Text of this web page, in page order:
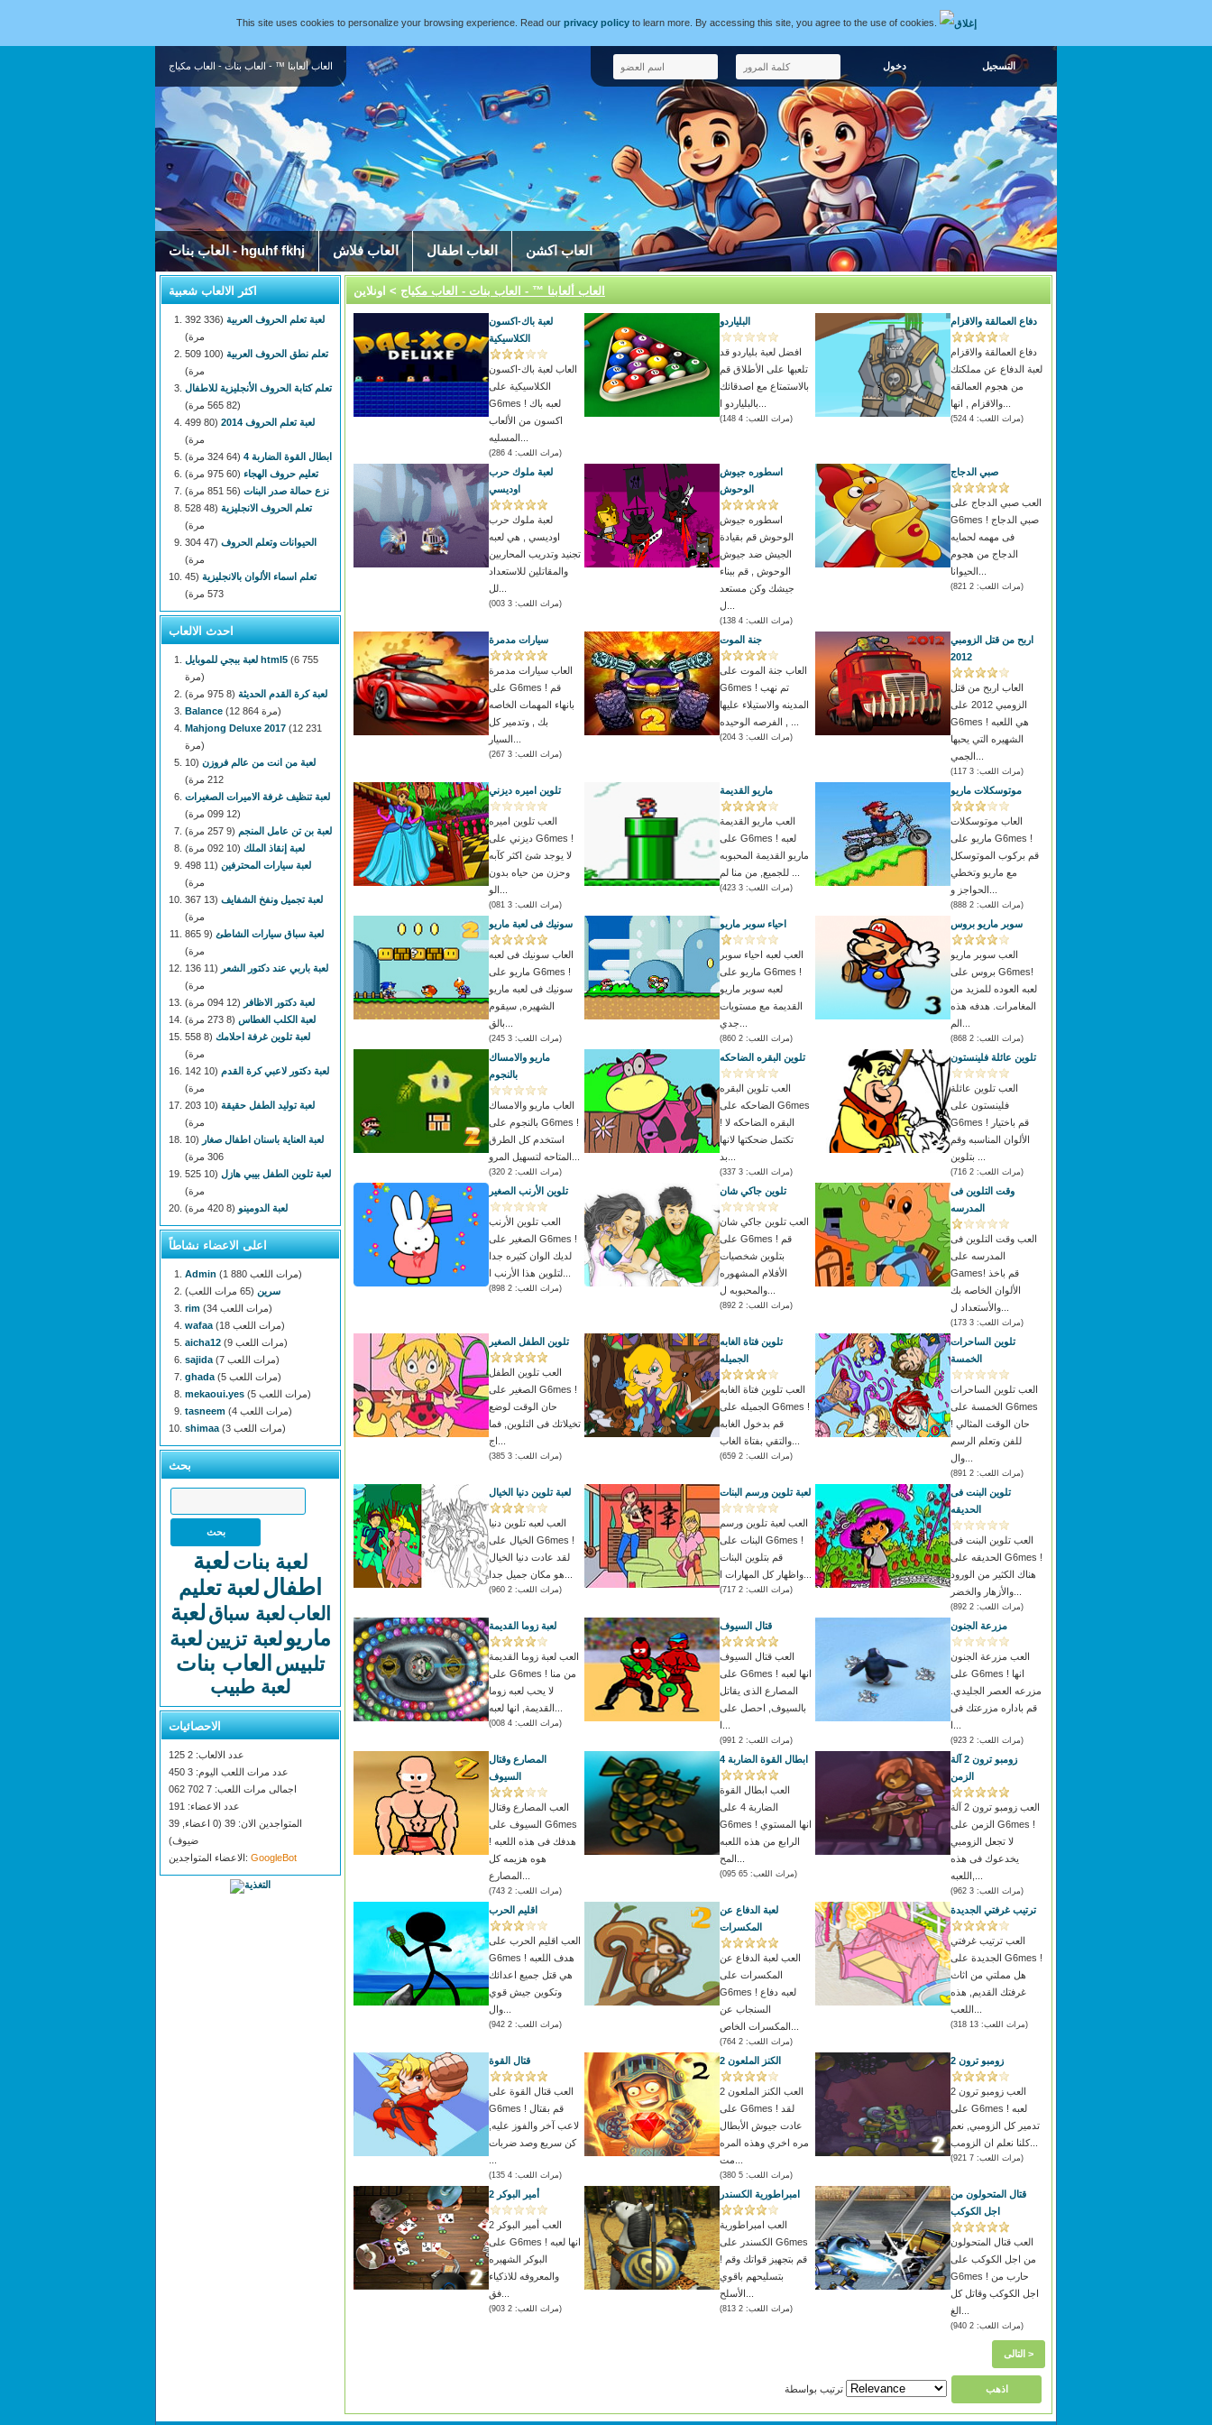
This site uses cookies to personalize your browsing experience. Read our privacy policyto learn more. By accessing this site, you agree to the use of cookies.
العاب ألعابنا ™ - العاب بنات - العاب مكياج التسجيل
العاب بنات - hguhf fkhj العاب فلاش العاب اطفال العاب اكشن
العاب ألعابنا ™ - العاب بنات - العاب مكياج > اونلاين
لعبة باك-اكسون
الكلاسيكية
العاب لعبة باك-اكسون
الكلاسيكية على
G6mes ! لعبه باك
اكسون من الألعاب
(مرات اللعب: 4 286)
البلياردو
افضل لعبة بلياردو قد
تلعبها على الأطلاق قم
بالاستمتاع مع اصدقائك
(مرات اللعب: 4 148)
دفاع العمالقة والاقزام
دفاع العمالقة والاقزام
لعبة الدفاع عن مملكتك
من هجوم العمالقه
(مرات اللعب: 4 524)
لعبة ملوك حرب
اوديسي
لعبة ملوك حرب
اوديسي , هي لعبه
تجنيد وتدريب المحاربين
والمقاتلين للاستعداد
(مرات اللعب: 3 003)
اسطوره جيوش
الوحوش
اسطوره جيوش
الوحوش قم بقيادة
الجيش ضد جيوش
الوحوش , قم ببناء
جيشك وكن مستعد
(مرات اللعب: 4 138)
صبي الدجاج
العب صبي الدجاج على
G6mes ! صبي الدجاج
فى مهمه لحمايه
الدجاج من هجوم
(مرات اللعب: 2 821)
سيارات مدمرة
العاب سيارات مدمرة
على G6mes ! قم
بانهاء المهمات الخاصه
بك , وتدمير كل
(مرات اللعب: 3 267)
جنة الموت
العاب جنة الموت على
G6mes ! تم نهب
المدينه والاستيلاء عليها
(مرات اللعب: 3 204)
اربح من قتل الزومبي
2012
العاب اربح من قتل
الزومبي 2012 على
G6mes ! هي اللعبه
الشهيره التي يحبها
(مرات اللعب: 3 117)
تلوين اميره ديزني
العب تلوين اميره
ديزني على G6mes !
لا يوجد شئ اكثر كآبه
وحزن من حياه بدون
(مرات اللعب: 3 081)
ماريو القديمة
العب ماريو القديمة
على G6mes ! لعبه
ماريو القديمة المحبوبه
(مرات اللعب: 3 423)
موتوسكلات ماريو
العاب موتوسكلات
ماريو على G6mes !
قم بركوب الموتوسكل
مع ماريو وتخطي
(مرات اللعب: 2 888)
سونيك فى لعبة ماريو
العاب سونيك فى لعبه
ماريو على G6mes !
سونيك فى لعبه ماريو
الشهيره, سيقوم
(مرات اللعب: 3 245)
احياء سوبر ماريو
العب لعبه احياء سوبر
ماريو على G6mes !
لعبه سوبر ماريو
القديمة مع مستويات
(مرات اللعب: 2 860)
سوبر ماريو بروس
العب سوبر ماريو
بروس على G6mes!
لعبه العوده للمزيد من
المغامرات. هدفه هذه
(مرات اللعب: 2 868)
ماريو والامساك
بالنجوم
العاب ماريو والامساك
بالنجوم على G6mes !
استخدم كل الطرق
(مرات اللعب: 2 320)
تلوين البقره الضاحكه
العب تلوين البقره
الضاحكه على G6mes
! البقره الضاحكه لا
تكتمل ضحكتها لانها
(مرات اللعب: 3 337)
تلوين عائلة فلينستون
العب تلوين عائلة
فلينستون على
G6mes ! قم باختيار
الألوان المناسبه وقم
(مرات اللعب: 2 716)
تلوين الأرنب الصغير
العب تلوين الأرنب
الصغير على G6mes !
لديك الوان كثيره جدا
(مرات اللعب: 2 898)
تلوين جاكي شان
العب تلوين جاكي شان
على G6mes ! قم
بتلوين شخصيات
الأفلام المشهوره
(مرات اللعب: 2 892)
وقت التلوين فى
المدرسه
العب وقت التلوين فى
المدرسه على
Games! قم باخذ
الألوان الخاصه بك
(مرات اللعب: 3 173)
تلوين الطفل الصغير
العب تلوين الطفل
الصغير على G6mes !
حان الوقت لوضع
تخيلاتك فى التلوين, فما
(مرات اللعب: 3 385)
تلوين فتاة الغابه
الجميله
العب تلوين فتاة الغابه
الجميله على G6mes !
قم بدخول الغابه
(مرات اللعب: 2 659)
تلوين الساحرات
الخمسة
العب تلوين الساحرات
الخمسة على G6mes
! حان الوقت المثالي
للفن وتعلم الرسم
(مرات اللعب: 2 891)
لعبة تلوين دنيا الخيال
العب لعبه تلوين دنيا
الخيال على G6mes !
لقد عادت دنيا الخيال
(مرات اللعب: 2 960)
لعبة تلوين ورسم البنات
العب لعبة تلوين ورسم
البنات على G6mes !
قم بتلوين البنات
(مرات اللعب: 2 717)
تلوين البنت فى
الحديقه
العب تلوين البنت فى
الحديقه على G6mes !
هناك الكثير من الورود
(مرات اللعب: 2 892)
لعبة زوما القديمة
العب لعبة زوما القديمة
على G6mes ! من منا
لا يحب لعبه زوما
(مرات اللعب: 4 008)
قتال السيوف
العب قتال السيوف
على G6mes ! انها لعبه
المصارع الذى يقاتل
بالسيوف, احصل على
(مرات اللعب: 2 991)
مزرعة الجنون
العب مزرعة الجنون
على G6mes ! انها
مزرعه العصر الجليدي.
قم باداره مزرعتك فى
(مرات اللعب: 2 923)
المصارع وقتال
السيوف
العب المصارع وقتال
السيوف على G6mes
! هدفك فى هذه اللعبه
هوه هزيمه كل
(مرات اللعب: 2 743)
ابطال القوة الضاربة 4
العب ابطال القوة
الضاربة 4 على
G6mes ! انها المستوي
الرابع من هذه اللعبه
(مرات اللعب: 65 095)
زومبو ترون 2 آلة
الزمن
العب زومبو ترون 2 آلة
الزمن على G6mes !
لا تجعل الزومبي
يخدعوك فى هذه
(مرات اللعب: 3 962)
اقليم الحرب
العب اقليم الحرب على
G6mes ! هدف اللعبه
هي قتل جميع اعدائك
وتكوين جيش قوي
(مرات اللعب: 2 942)
لعبة الدفاع عن
المكسرات
العب لعبة الدفاع عن
المكسرات على
G6mes ! لعبه دفاع
السنجاب عن
(مرات اللعب: 2 764)
ترتيب غرفتي الجديدة
العب ترتيب غرفتي
الجديدة على G6mes !
هل مملتي من اثاث
غرفتك القديم, هذه
(مرات اللعب: 13 318)
قتال القوة
العب قتال القوة على
G6mes ! قم بقتال
لاعب آخر والفوز عليه,
كن سريع وصد ضربات
(مرات اللعب: 4 135)
الكنز الملعون 2
العب الكنز الملعون 2
على G6mes ! لقد
عادت جيوش الأبطال
مره اخري وهذه المره
(مرات اللعب: 5 380)
زومبو ترون 2
العب زومبو ترون 2
على G6mes ! لعبه
تدمير كل الزومبي, نعم
كلنا نعلم ان الزومب...
(مرات اللعب: 7 921)
أمير البوكر 2
العب أمير البوكر 2
على G6mes ! انها لعبه
البوكر الشهيره
والمعروفه للاذكياء
(مرات اللعب: 2 903)
امبراطورية الكسندر
العب امبراطورية
الكسندر على G6mes
! قم بتجهيز قواتك وقم
بتسليحهم باقوي
(مرات اللعب: 2 813)
قتال المتحولون من
اجل الكوكب
العب قتال المتحولون
من اجل الكوكب على
G6mes ! حارب من
اجل الكوكب وقاتل كل
(مرات اللعب: 2 940)
التالى >
اكثر الالعاب شعبية
لعبة تعلم الحروف العربية
(336 392
مرة)
تعلم نطق الحروف العربية
(100 509
مرة)
تعلم كتابة الحروف الأنجليزية للاطفال
(82 565 مرة)
لعبة تعلم الحروف 2014
(80 499
مرة)
ابطال القوة الضاربة 4
(64 324 مرة)
تعليم حروف الهجاء (60 975 مرة)
نزع حمالة صدر البنات (56 851 مرة)
تعلم الحروف الانجليزية
(48 528
مرة)
الحيوانات وتعلم الحروف
(47 304
مرة)
تعلم اسماء الألوان بالانجليزية (45
573 مرة)
احدث الالعاب
لعبة ببجي للموبايل html5 (6 755
مرة)
لعبة كرة القدم الحديثة (8 975 مرة)
Balance
(12 864 مرة)
Mahjong Deluxe 2017 (12 231
مرة)
لعبة من انت من عالم فروزن (10
212 مرة)
لعبة تنظيف غرفة الاميرات الصغيرات
(12 099 مرة)
لعبة بن تن عامل المنجم (9 257 مرة)
لعبة إنقاذ الملك (10 092 مرة)
لعبة سيارات المحترفين
(11 498
مرة)
لعبة تجميل ونفخ الشفايف
(13 367
مرة)
لعبة سباق سيارات الشاطئ
(9 865
مرة)
لعبة باربي عند دكتور الشعر
(11 136
مرة)
لعبة دكتور الاظافر (12 094 مرة)
لعبة الكلب الغطاس (8 273 مرة)
لعبة تلوين غرفة احلامك
(8 558
مرة)
لعبة دكتور لاعبي كرة القدم
(10 142
مرة)
لعبة توليد الطفل حقيقة
(10 203
مرة)
لعبة العناية باسنان اطفال صغار
(10
306 مرة)
لعبة تلوين الطفل بيبي هازل
(10 525
مرة)
لعبة الدومينو (8 420 مرة)
اعلى الاعضاء نشاطاً
Admin
(1 880 مرات اللعب)
سرين (65 مرات اللعب)
rim
(34 مرات اللعب)
wafaa
(18 مرات اللعب)
aicha12
(9 مرات اللعب)
sajida
(7 مرات اللعب)
ghada
(5 مرات اللعب)
mekaoui.yes
(5 مرات اللعب)
tasneem
(4 مرات اللعب)
shimaa
(3 مرات اللعب)
بحث
لعبة بنات لعبة
اطفاللعبة تعليم
العابلعبة سباق لعبة
ماريو لعبة تزيين لعبة
تلبيس العاب بنات
لعبة طبيب
الاحصائيات
عدد الالعاب: 2 125
عدد مرات اللعب اليوم: 3 450
اجمالى مرات اللعب: 7 702 062
عدد الاعضاء: 191
المتواجدين الان: 39 (0 اعضاء, 39
ضيوف)
الاعضاء المتواجدين: GoogleBot